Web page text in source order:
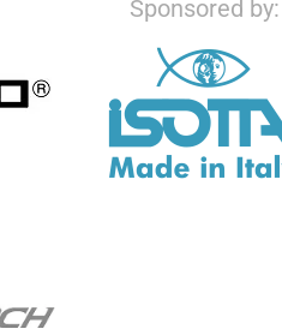
Sponsored by: